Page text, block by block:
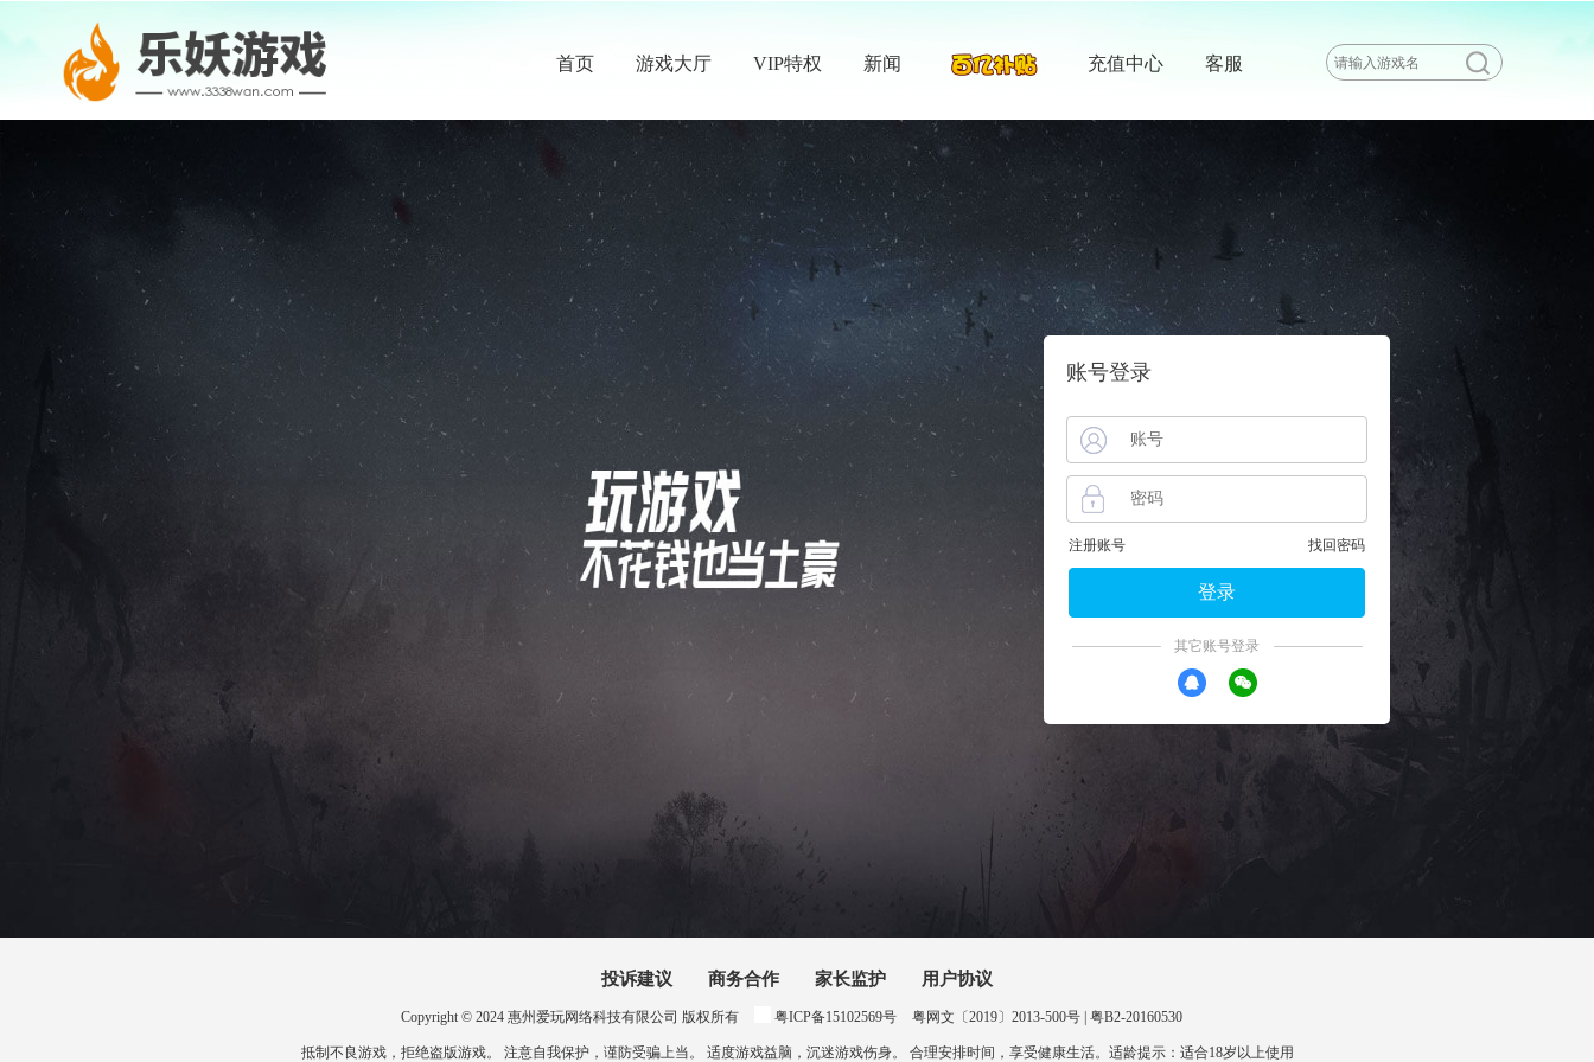
首页 游戏大厅 VIP特权 新闻 充值中心 客服
账号登录
注册账号 找回密码
登录
其它账号登录
投诉建议 商务合作 家长监护 用户协议
Copyright © 2024 惠州爱玩网络科技有限公司 版权所有 粤ICP备15102569号 粤网文〔2019〕2013-500号 | 粤B2-20160530
抵制不良游戏，拒绝盗版游戏。 注意自我保护，谨防受骗上当。 适度游戏益脑，沉迷游戏伤身。 合理安排时间，享受健康生活。适龄提示：适合18岁以上使用